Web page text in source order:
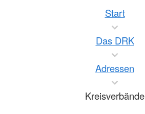
Start
Das DRK
Adressen
Kreisverbände